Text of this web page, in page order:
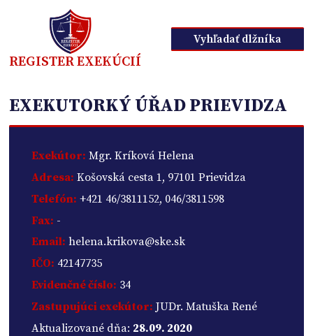
REGISTER EXEKÚCIÍ
Vyhľadať dlžníka
EXEKUTORKÝ ÚŘAD PRIEVIDZA
Exekútor: Mgr. Kríková Helena
Adresa: Košovská cesta 1, 97101 Prievidza
Telefón: +421 46/3811152, 046/3811598
Fax: -
Email: helena.krikova@ske.sk
IČO: 42147735
Evidenčné číslo: 34
Zastupujúci exekútor: JUDr. Matuška René
Aktualizované dňa: 28.09. 2020